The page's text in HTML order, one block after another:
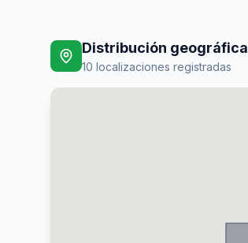
Distribución geográfica
10 localizaciones registradas